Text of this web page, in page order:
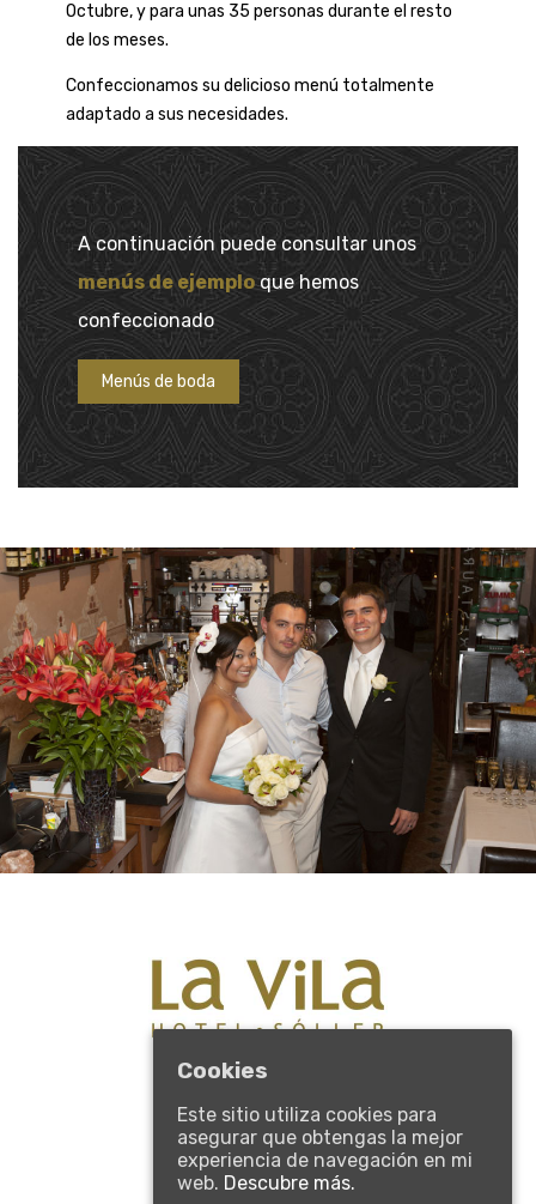
Octubre, y para unas 35 personas durante el resto
de los meses.
Confeccionamos su delicioso menú totalmente
adaptado a sus necesidades.
A continuación puede consultar unos
menús de ejemploque hemos
confeccionado
Menús de boda
Plaza Constitución 14,
Tel.: +34 971 634 641
reservas@lavilahotel.com
Cookies
Este sitio utiliza cookies para
asegurar que obtengas la mejor
experiencia de navegación en mi
web. Descubre más.